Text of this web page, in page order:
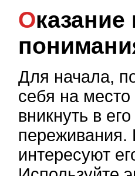
Оказание поддержки и
Для начала,
себя на
вникнуть в
переживания.
интересуют